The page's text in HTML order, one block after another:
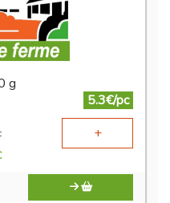
g
5.3€/pc
+